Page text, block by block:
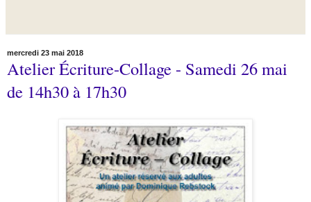
mercredi 23 mai 2018
Atelier Écriture-Collage - Samedi 26 mai
de 14h30 à 17h30